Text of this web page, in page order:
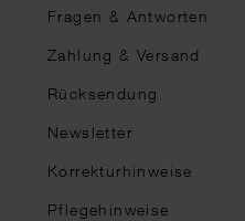
Fragen & Antworten
Zahlung & Versand
Rücksendung
Newsletter
Korrekturhinweise
Pflegehinweise